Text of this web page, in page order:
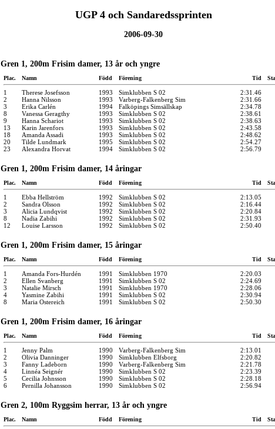
UGP 4 och Sandaredssprinten
2006-09-30
Gren 1, 200m Frisim damer, 13 år och yngre
Plac. Namn Född Förening Tid
1 Therese Josefsson 1993 Simklubben S 02
2:31.46
2
Hanna Nilsson 1993 Varberg-Falkenberg Sim
2:31.66
3
Erika Carlén 1994 Falköpings Simsällskap
2:34.78
8
Vanessa Geragthy 1993 Simklubben S 02
2:38.61
9
Hanna Schariot 1993 Simklubben S 02
2:38.63
13
Karin Jarenfors 1993 Simklubben S 02
2:43.58
18
Amanda Assadi 1993 Simklubben S 02
2:48.62
20
Tilde Lundmark 1995 Simklubben S 02
2:54.27
23
Alexandra Horvat 1994 Simklubben S 02 2:56.79
Gren 1, 200m Frisim damer, 14 åringar
Plac. Namn Född Förening Tid
1 Ebba Hellström 1992 Simklubben S 02
2:13.05
2
Sandra Olsson 1992 Simklubben S 02
2:16.44
3
Alicia Lundqvist 1992 Simklubben S 02
2:20.84
8
Nadia Zabihi 1992 Simklubben S 02
2:31.93
12
Louise Larsson 1992 Simklubben S 02 2:50.40
Gren 1, 200m Frisim damer, 15 åringar
Plac. Namn Född Förening Tid
1 Amanda Fors-Hurdén 1991 Simklubben 1970
2:20.03
2
Ellen Svanberg 1991 Simklubben S 02
2:24.69
3
Natalie Mirsch 1991 Simklubben 1970
2:28.06
4
Yasmine Zabihi 1991 Simklubben S 02
2:30.94
8
Maria Ostereich 1991 Simklubben S 02 2:50.30
Gren 1, 200m Frisim damer, 16 åringar
Plac. Namn Född Förening Tid
1 Jenny Palm 1990 Varberg-Falkenberg Sim
2:13.01
2
Olivia Danninger 1990 Simklubben Elfsborg
2:20.82
3
Fanny Ladeborn 1990 Varberg-Falkenberg Sim
2:21.78
4
Linnéa Seignér 1990 Simklubben S 02
2:23.39
5
Cecilia Johnsson 1990 Simklubben S 02
2:28.18
6
Pernilla Johansson 1990 Simklubben S 02 2:56.94
Gren 2, 100m Ryggsim herrar, 13 år och yngre
Plac. Namn Född Förening Tid